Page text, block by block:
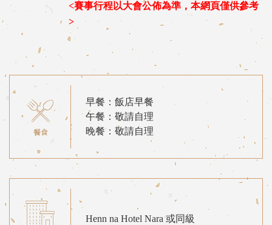
<賽事行程以大會公佈為準，本網頁僅供參考
>
早餐：飯店早餐
午餐：敬請自理
晚餐：敬請自理
Henn na Hotel Nara 或同級